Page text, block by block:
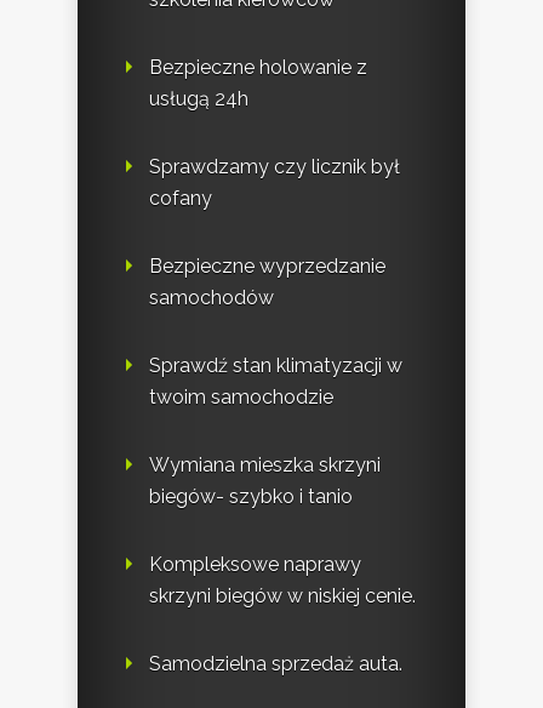
Bezpieczne holowanie z
usługą 24h
Sprawdzamy czy licznik był
cofany
Bezpieczne wyprzedzanie
samochodów
Sprawdź stan klimatyzacji w
twoim samochodzie
Wymiana mieszka skrzyni
biegów- szybko i tanio
Kompleksowe naprawy
skrzyni biegów w niskiej cenie.
Samodzielna sprzedaż auta.